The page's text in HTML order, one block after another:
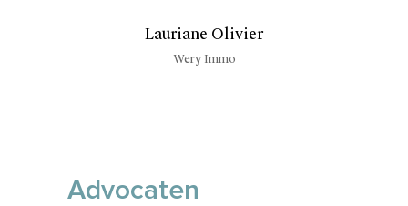
Lauriane Olivier
Wery Immo
Advocaten